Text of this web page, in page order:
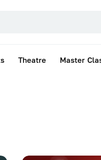
Theatre Master